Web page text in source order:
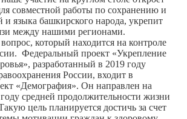
совместной работы по сохранению и
и языка башкирского народа, укрепит
между нашими регионами.
который находится на контроле
Федеральный проект «Укрепление
разработанный в 2019 году
России, входит в
«Демография». Он направлен на
средней продолжительности жизни
цель планируется достичь за счет